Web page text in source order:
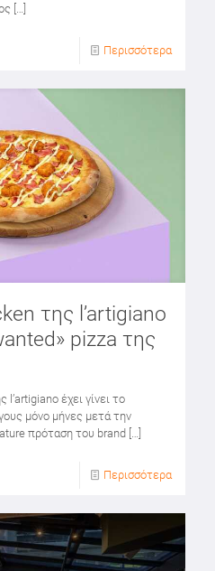
Περισσότερα
της l’artigiano
pizza της
έχει γίνει το
μόνο μήνες μετά την
πρόταση του brand
Περισσότερα